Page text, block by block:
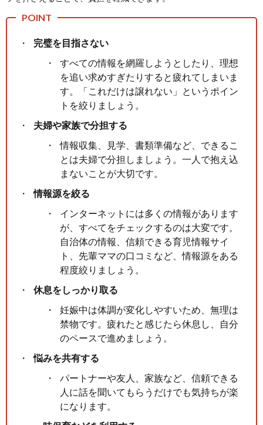
完璧を目指さない
すべての情報を網羅しようとしたり、理想
を追い求めすぎたりすると疲れてしまいま
す。「これだけは譲れない」というポイン
トを絞りましょう。
夫婦や家族で分担する
情報収集、見学、書類準備など、できるこ
とは夫婦で分担しましょう。一人で抱え込
まないことが大切です。
情報源を絞る
インターネットには多くの情報があります
が、すべてをチェックするのは大変です。
自治体の情報、信頼できる育児情報サイ
ト、先輩ママの口コミなど、情報源をある
程度絞りましょう。
休息をしっかり取る
妊娠中は体調が変化しやすいため、無理は
禁物です。疲れたと感じたら休息し、自分
のペースで進めましょう。
悩みを共有する
パートナーや友人、家族など、信頼できる
人に話を聞いてもらうだけでも気持ちが楽
になります。